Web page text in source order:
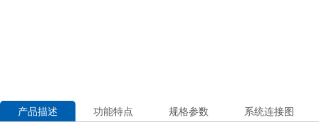
产品描述 功能特点 规格参数 系统连接图